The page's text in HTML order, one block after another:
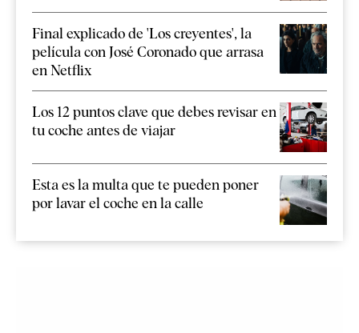
Final explicado de 'Los creyentes', la
película con José Coronado que arrasa
en Netflix
Los 12 puntos clave que debes revisar en
tu coche antes de viajar
Esta es la multa que te pueden poner
por lavar el coche en la calle